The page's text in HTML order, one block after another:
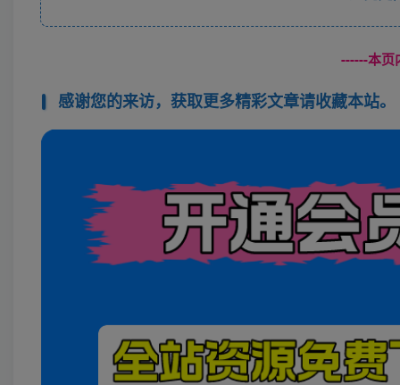
------本页
感谢您的来访，获取更多精彩文章请收藏本站。